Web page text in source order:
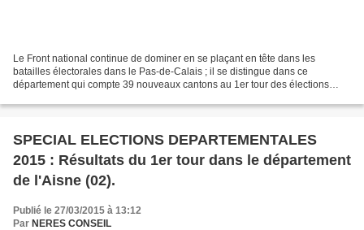
Le Front national continue de dominer en se plaçant en tête dans les
batailles électorales dans le Pas-de-Calais ; il se distingue dans ce
département qui compte 39 nouveaux cantons au 1er tour des élections
SPECIAL ELECTIONS DEPARTEMENTALES
2015 : Résultats du 1er tour dans le département
de l'Aisne (02).
Publié le 27/03/2015 à 13:12
Par NERES CONSEIL